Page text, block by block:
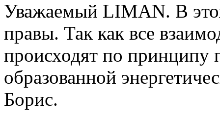
Уважаемый LIMАN. В
правы. Так как все
происходят по принципу
образованной
Борис.